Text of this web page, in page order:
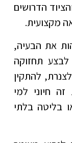
הדרושים
מקצועית.
את הבעיה,
תחזוקה
להתקין
חיוני למי
בליטה בלתי